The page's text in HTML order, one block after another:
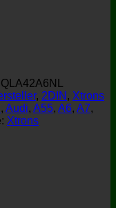
QLA42A6NL
, 2DIN , Xtrons
, Audi, A55, A6, A7,
Xtrons